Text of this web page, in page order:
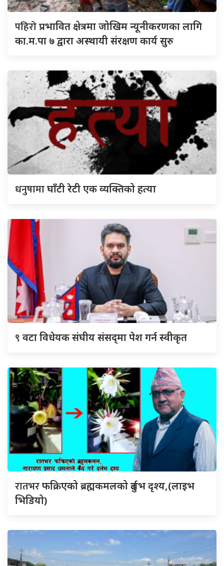
पहिरोप्रभावित क्षेत्रमा जोखिम न्यूनीकरणका लागि
का.म.पा ७ द्वारा अस्थायी संरक्षण कार्य सुरु
धनुषामाघाँटी रेटी एक व्यक्तिको हत्या
९ वटा विधेयक संघीय संसद्‌मा पेश गर्न स्वीकृत
रातभरफक्रिएको ब्रह्मकमलको दुर्लभ दृश्य,(लाइभ
भिडियो)